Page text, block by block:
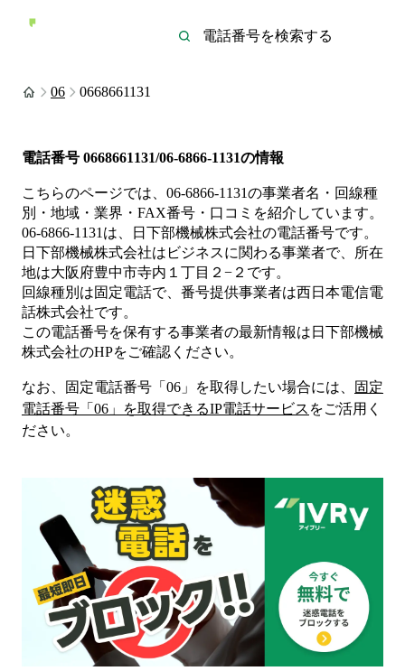
06 0668661131
電話番号 0668661131/06-6866-1131の情報
こちらのページでは、 06-6866-1131の事業者名・回線種
別・地域・業界・FAX番号・口コミを紹介しています。
06-6866-1131 は、 日下部機械株式会社の電話番号です。
日下部機械株式会社は ビジネスに関わる事業者で、所在
地は大阪府豊中市寺内１丁目２−２ です。
回線種別は固定電話で、番号提供事業者は西日本電信電
話株式会社です。
この電話番号を保有する事業者の最新情報は 日下部機械
株式会社のHPをご確認ください。
なお、固定電話番号「 06 」を取得したい場合には、
固定
電話番号「 06 」を取得できるIP電話サービス をご活用く
ださい。